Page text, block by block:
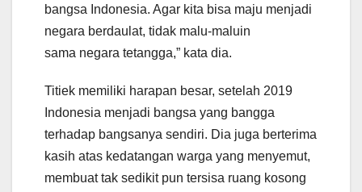
bangsa Indonesia. Agar kita bisa maju menjadi
negara berdaulat, tidak malu-maluin
sama negara tetangga,” kata dia.
Titiek memiliki harapan besar, setelah 2019
Indonesia menjadi bangsa yang bangga
terhadap bangsanya sendiri. Dia juga berterima
kasih atas kedatangan warga yang menyemut,
membuat tak sedikit pun tersisa ruang kosong